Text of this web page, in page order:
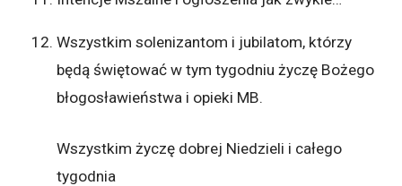
Wszystkim solenizantom i jubilatom, którzy
będą świętować w tym tygodniu życzę Bożego
błogosławieństwa i opieki MB.
Wszystkim życzę dobrej Niedzieli i całego
tygodnia